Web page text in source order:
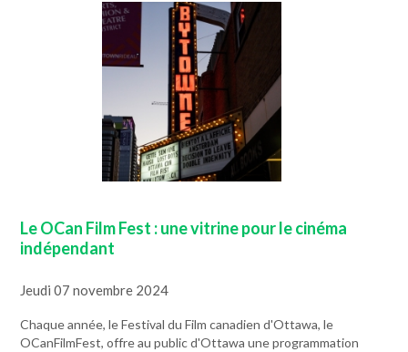
Le OCan Film Fest : une vitrine pour le cinéma
indépendant
Jeudi 07 novembre 2024
Chaque année, le Festival du Film canadien d'Ottawa, le
OCanFilmFest, offre au public d'Ottawa une programmation